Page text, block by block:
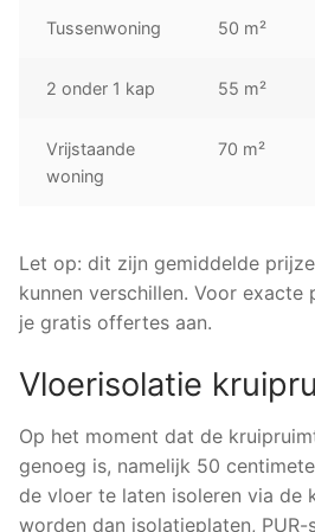
Tussenwoning 50 m²
2 onder 1 kap 55 m²
Vrijstaande
woning
70 m²
Let op: dit zijn gemiddelde
kunnen verschillen. Voor exacte
je gratis offertes aan.
Vloerisolatie
Op het moment dat de
genoeg is, namelijk 50
de vloer te laten isoleren via de
worden dan isolatieplaten,